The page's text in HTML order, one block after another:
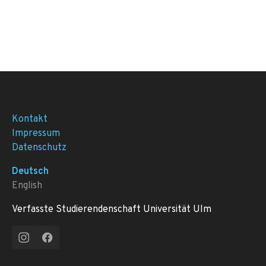
Kontakt
Impressum
Datenschutz
Deutsch
English
Verfasste Studierendenschaft Universität Ulm
InstagramFacebook